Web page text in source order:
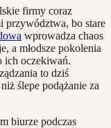
firmy coraz
przywództwa, bo stare
wprowadza chaos
a młodsze pokolenia
ich oczekiwań.
to dziś
ślepe podążanie za